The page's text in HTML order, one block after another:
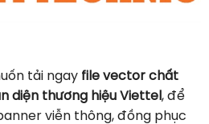
tải ngay file vector chất
diện thương hiệu Viettel , để
viễn thông, đồng phục